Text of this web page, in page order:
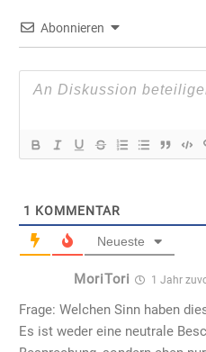
Abonnieren
1 KOMMENTAR
Neueste
MoriTori 1 Jahr
Frage: Welchen Sinn haben
Es ist weder eine neutrale